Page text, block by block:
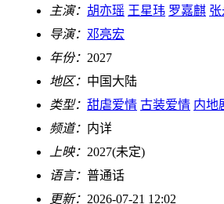
主演： 胡亦瑶 王星玮 罗嘉麒
导演： 邓亮宏
年份： 2027
地区： 中国大陆
类型： 甜虐爱情 古装爱情 内地
频道： 内详
上映： 2027(未定)
语言： 普通话
更新： 2026-07-21 12:02